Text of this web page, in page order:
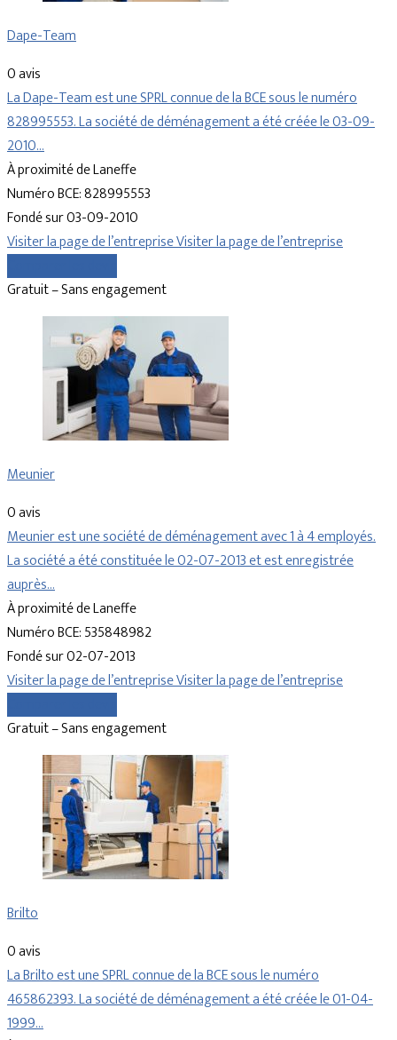
Dape-Team
0 avis
La Dape-Team est une SPRL connue de la BCE sous le numéro
828995553. La société de déménagement a été créée le 03-09-
2010…
À proximité de Laneffe
Numéro BCE: 828995553
Fondé sur 03-09-2010
Visiter la page de l’entrepriseVisiter la page de l’entreprise
Gratuit – Sans engagement
Meunier
0 avis
Meunier est une société de déménagement avec 1 à 4 employés.
La société a été constituée le 02-07-2013 et est enregistrée
auprès…
À proximité de Laneffe
Numéro BCE: 535848982
Fondé sur 02-07-2013
Visiter la page de l’entrepriseVisiter la page de l’entreprise
Gratuit – Sans engagement
Brilto
0 avis
La Brilto est une SPRL connue de la BCE sous le numéro
465862393. La société de déménagement a été créée le 01-04-
1999…